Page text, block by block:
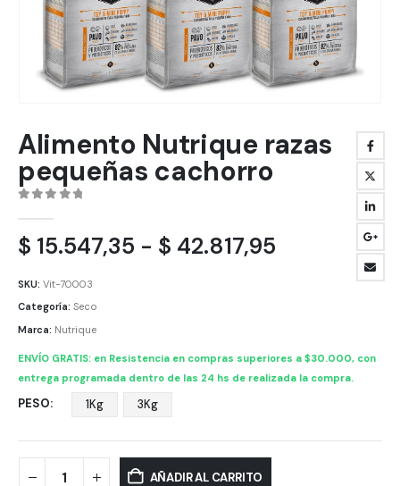
Alimento Nutrique razas
pequeñas cachorro
$ 15.547,35 - $ 42.817,95
precios:
hasta
$ 42.817,95
SKU: Vit-70003
Categoría: Seco
Marca: Nutrique
ENVÍO GRATIS: en Resistencia en compras superiores a $30.000, con
entrega programada dentro de las 24 hs de realizada la compra.
PESO 1Kg 3Kg
AÑADIR AL CARRITO